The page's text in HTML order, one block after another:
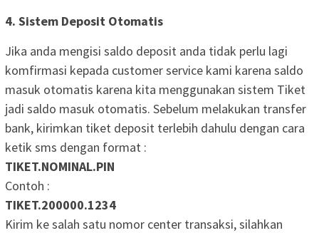
4. Sistem Deposit Otomatis
Jika anda mengisi saldo deposit anda tidak perlu lagi
komfirmasi kepada customer service kami karena saldo
masuk otomatis karena kita menggunakan sistem Tiket
jadi saldo masuk otomatis. Sebelum melakukan transfer
bank, kirimkan tiket deposit terlebih dahulu dengan cara
ketik sms dengan format :
TIKET.NOMINAL.PIN
Contoh :
TIKET.200000.1234
Kirim ke salah satu nomor center transaksi, silahkan